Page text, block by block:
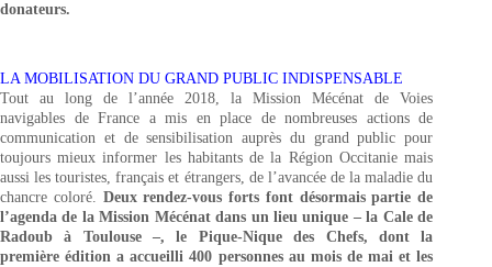
donateurs.
LA MOBILISATION DU GRAND PUBLIC INDISPENSABLE
Tout au long de l’année 2018, la Mission Mécénat de Voies
navigables de France a mis en place de nombreuses actions de
communication et de sensibilisation auprès du grand public pour
toujours mieux informer les habitants de la Région Occitanie mais
aussi les touristes, français et étrangers, de l’avancée de la maladie du
chancre coloré. Deux rendez-vous forts font désormais partie de
l’agenda de la Mission Mécénat dans un lieu unique – la Cale de
Radoub à Toulouse –, le Pique-Nique des Chefs, dont la
première édition a accueilli 400 personnes au mois de mai et les